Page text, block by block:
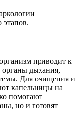
этапов.
приводит к
органы дыхания,
Для очищения и
капельницы на
помогают
но и готовят